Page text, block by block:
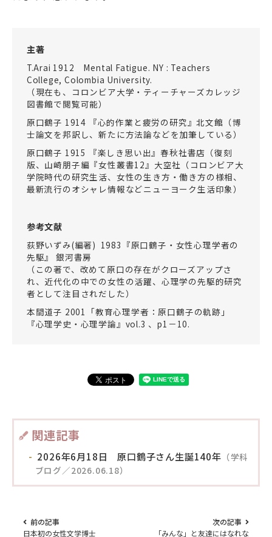
主著
T.Arai 1912 Mental Fatigue. NY : Teachers
College, Colombia University.
（現在も、コロンビア大学・ティーチャーズカレッジ
図書館で閲覧可能）
原口鶴子 1914 『心的作業と疲労の研究』北文館（博
士論文を邦訳し、新たに方法論などを加筆している）
原口鶴子 1915 『楽しき思い出』春秋社書店（復刻
版、山崎朋子編『女性叢書12』大空社（コロンビア大
学院時代の研究生活、女性の生き方・働き方の様相、
最新流行のオシャレ情報などニューヨーク生活印象）
参考文献
荻野いずみ(編著) 1983『原口鶴子・女性心理学者の
先駆』 銀河書房
（この著で、改めて原口の存在がクローズアップさ
れ、近代化の中での女性の活躍、心理学の先駆的研究
者として注目されだした）
本間道子 2001「教育心理学者：原口鶴子の軌跡」
『心理学史・心理学論』vol.3 、p1－10.
関連記事
2026年6月18日 原口鶴子さん生誕140年 （学科
ブログ／2026.06.18）
前の記事
日本初の女性文学博士
次の記事
「みんな」と友達にはなれな